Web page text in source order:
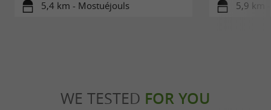
5,4 km - Mostuéjouls 5,9 km
WE TESTED FOR YOU